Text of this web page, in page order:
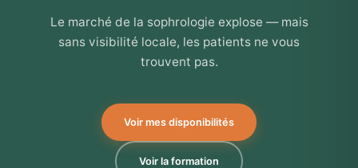
Le marché de la sophrologie explose — mais
sans visibilité locale, les patients ne vous
trouvent pas.
Voir mes disponibilités
Voir la formation